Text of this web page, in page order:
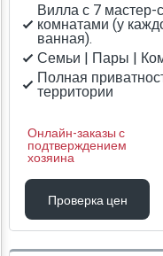
Вилла с 7
комнатами (у
ванная).
Семьи | Пары |
Полная
территории
Онлайн-заказы с
подтверждением
хозяина
Проверка цен
Проверка цен